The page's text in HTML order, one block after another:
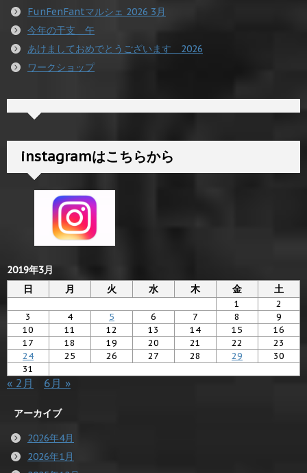
FunFenFantマルシェ 2026 3月
今年の干支 午
あけましておめでとうございます 2026
ワークショップ
instagramはこちらから
2019年3月
日
月 火 水 木 金 土
1
2
3
4 5 6 7 8
9
10
11 12 13 14 15
16
17
18 19 20 21 22
23
24
25 26 27 28 29
30
31
« 2月 6月 »
アーカイブ
2026年4月
2026年1月